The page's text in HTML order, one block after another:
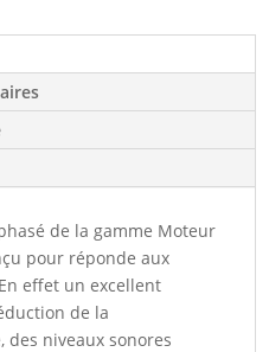
de la gamme Moteur
pour réponde aux
effet un excellent
de la
des niveaux sonores